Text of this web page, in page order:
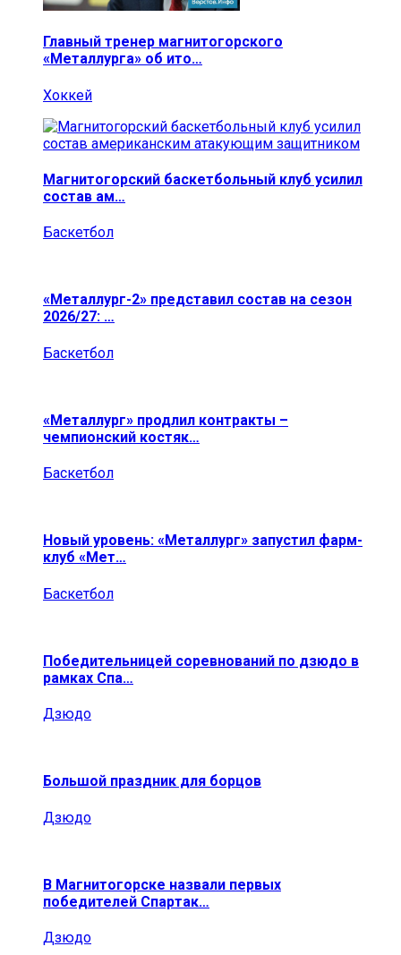
Главный тренер магнитогорского
«Металлурга» об ито…
Хоккей
Магнитогорский баскетбольный клуб усилил
состав ам…
Баскетбол
«Металлург-2» представил состав на сезон
2026/27: …
Баскетбол
«Металлург» продлил контракты –
чемпионский костяк…
Баскетбол
Новый уровень: «Металлург» запустил фарм-
клуб «Мет…
Баскетбол
Победительницей соревнований по дзюдо в
рамках Спа…
Дзюдо
Большой праздник для борцов
Дзюдо
В Магнитогорске назвали первых
победителей Спартак…
Дзюдо